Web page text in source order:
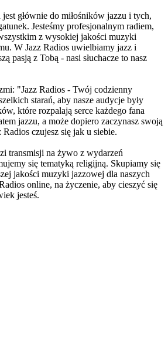
głównie do miłośników jazzu i tych,
Jesteśmy profesjonalnym radiem,
z wysokiej jakości muzyki
W Jazz Radios uwielbiamy jazz i
pasją z Tobą - nasi słuchacze to nasz
"Jazz Radios - Twój codzienny
starań, aby nasze audycje były
które rozpalają serce każdego fana
jazzu, a może dopiero zaczynasz swoją
czujesz się jak u siebie.
transmisji na żywo z wydarzeń
się tematyką religijną. Skupiamy się
jakości muzyki jazzowej dla naszych
online, na życzenie, aby cieszyć się
jesteś.